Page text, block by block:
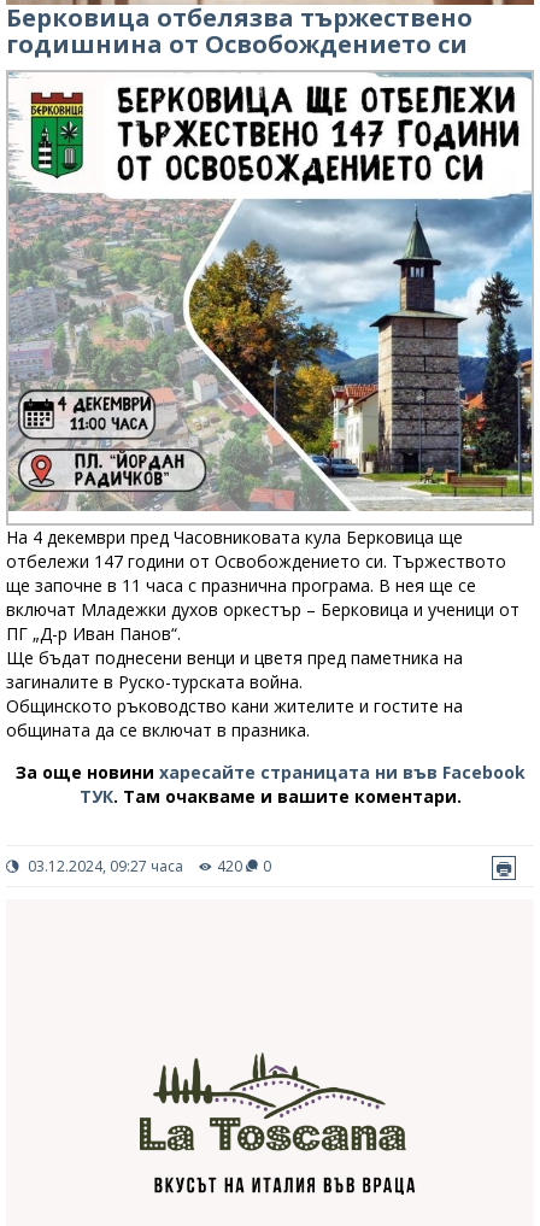
Берковица отбелязва тържествено
годишнина от Освобождението си
На 4 декември пред Часовниковата кула Берковица ще
отбележи 147 години от Освобождението си. Тържеството
ще започне в 11 часа с празнична програма. В нея ще се
включат Младежки духов оркестър – Берковица и ученици от
ПГ „Д-р Иван Панов“.
Ще бъдат поднесени венци и цветя пред паметника на
загиналите в Руско-турската война.
Общинското ръководство кани жителите и гостите на
общината да се включат в празника.
За още новини харесайте страницата ни във Facebook
ТУК. Там очакваме и вашите коментари.
03.12.2024, 09:27 часа 420 0